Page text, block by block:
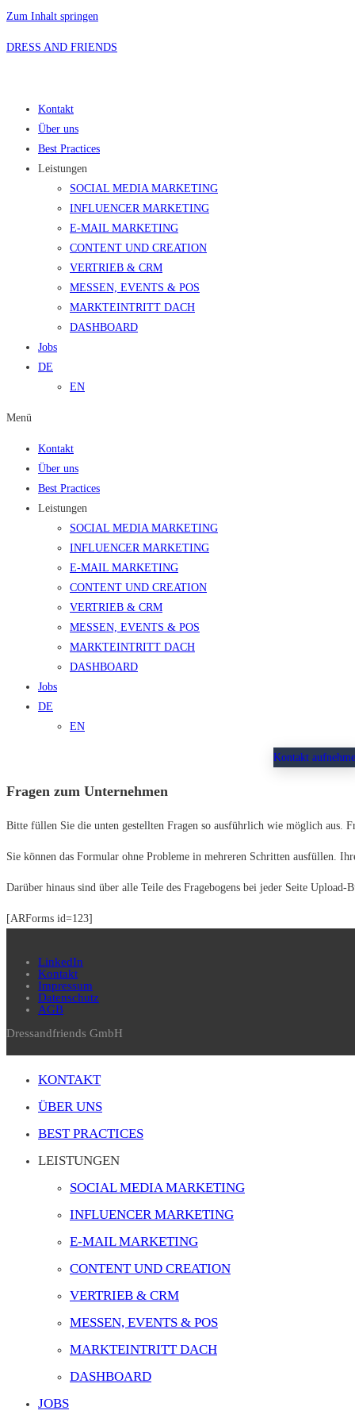
Zum Inhalt springen
DRESS AND FRIENDS
Kontakt
Über uns
Best Practices
Leistungen
SOCIAL MEDIA MARKETING
INFLUENCER MARKETING
E-MAIL MARKETING
CONTENT UND CREATION
VERTRIEB & CRM
MESSEN, EVENTS & POS
MARKTEINTRITT DACH
DASHBOARD
Jobs
DE
EN
Menü
Kontakt
Über uns
Best Practices
Leistungen
SOCIAL MEDIA MARKETING
INFLUENCER MARKETING
E-MAIL MARKETING
CONTENT UND CREATION
VERTRIEB & CRM
MESSEN, EVENTS & POS
MARKTEINTRITT DACH
DASHBOARD
Jobs
DE
EN
Kontakt
Fragen zum Unternehmen
Bitte füllen Sie die unten gestellten Fragen so ausführlich wie möglich aus.
Sie können das Formular ohne Probleme in mehreren Schritten ausfüllen.
Darüber hinaus sind über alle Teile des Fragebogens bei jeder Seite
[ARForms id=123]
LinkedIn
Kontakt
Impressum
Datenschutz
AGB
Dressandfriends GmbH
KONTAKT
ÜBER UNS
BEST PRACTICES
LEISTUNGEN
SOCIAL MEDIA MARKETING
INFLUENCER MARKETING
E-MAIL MARKETING
CONTENT UND CREATION
VERTRIEB & CRM
MESSEN, EVENTS & POS
MARKTEINTRITT DACH
DASHBOARD
JOBS